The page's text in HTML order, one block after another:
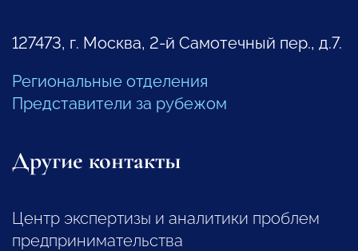
127473, г. Москва, 2-й Самотечный пер., д.7.
Региональные отделения
Представители за рубежом
Другие контакты
Центр экспертизы и аналитики проблем
предпринимательства